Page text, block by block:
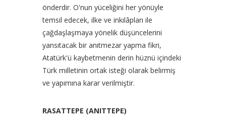
önderdir. O'nun yüceliğini her yönüyle
temsil edecek, ilke ve inkılâpları ile
çağdaşlaşmaya yönelik düşüncelerini
yansıtacak bir anıtmezar yapma fikri,
Atatürk'ü kaybetmenin derin hüznü içindeki
Türk milletinin ortak isteği olarak belirmiş
ve yapımına karar verilmiştir.
RASATTEPE (ANITTEPE)